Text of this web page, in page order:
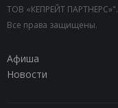
ТОВ «КЕПРЕЙТ ПАРТНЕРС»".
Все права защищены.
Афиша
Новости